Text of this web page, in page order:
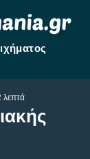
λεπτά